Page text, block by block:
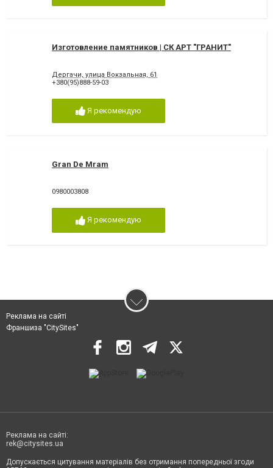
Изготовление памятников | СК АРТ "ГРАНИТ"
Дергачи, улица Вокзальная, 61
+380(95)888-59-03
Я рекомендую
Gran De Mram
0980003808
Я рекомендую
Реклама на сайті
Франшиза "CitySites"
Реклама на сайті:
rek@citysites.ua
Допускається цитування матеріалів без отримання попередньої згоди